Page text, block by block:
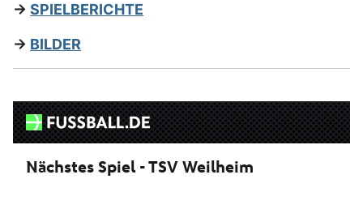
-> SPIELBERICHTE
-> BILDER